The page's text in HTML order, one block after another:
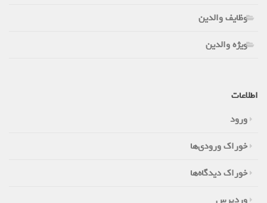
وظایف والدین
ویژه والدین
اطلاعات
ورود
خوراک ورودی‌ها
خوراک دیدگاه‌ها
وردپرس